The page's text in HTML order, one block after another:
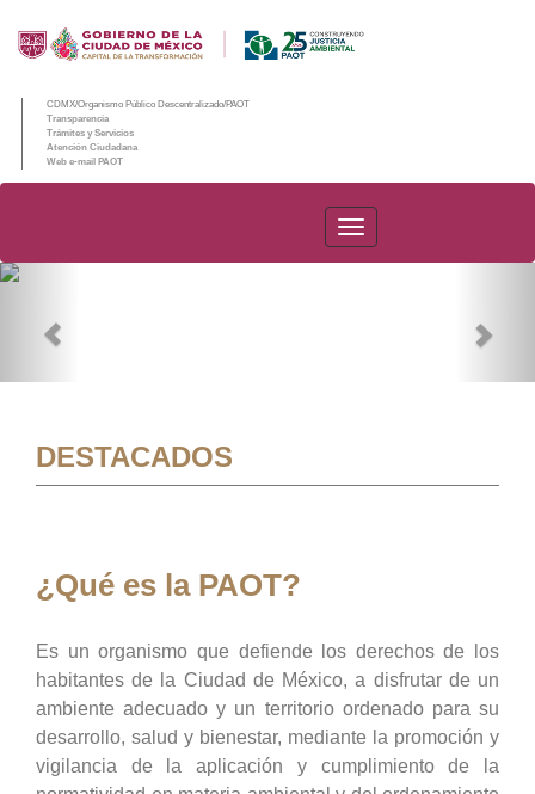
CDMX/Organismo Público Descentralizado/PAOT
Transparencia
Trámites y Servicios
Atención Ciudadana
Web e-mail PAOT
PAOT
DESTACADOS
¿Qué es la PAOT?
Es un organismo que defiende los derechos de los
habitantes de la Ciudad de México, a disfrutar de un
ambiente adecuado y un territorio ordenado para su
desarrollo, salud y bienestar, mediante la promoción y
vigilancia de la aplicación y cumplimiento de la